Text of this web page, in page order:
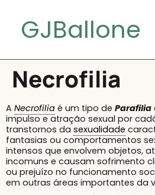
GJBallone
Necrofilia
A Necrofilia é um tipo de Parafilia
impulso e atração sexual por
transtornos da sexualidade
fantasias ou comportamentos
intensos que envolvem objetos,
incomuns e causam sofrimento
ou prejuízo no funcionamento
em outras áreas importantes da